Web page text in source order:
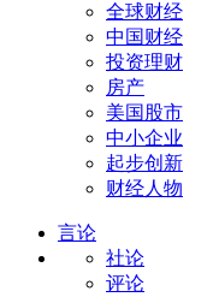
全球财经
中国财经
投资理财
房产
美国股市
中小企业
起步创新
财经人物
言论
社论
评论